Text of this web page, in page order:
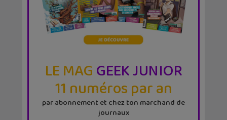
LE MAGGEEK JUNIOR
11 numéros par an
par abonnement et chez ton marchand de
journaux